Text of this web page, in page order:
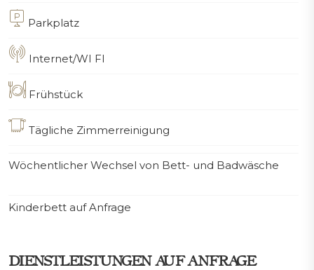
Parkplatz
Internet/WI FI
Frühstück
Tägliche Zimmerreinigung
Wöchentlicher Wechsel von Bett- und Badwäsche
Kinderbett auf Anfrage
DIENSTLEISTUNGEN AUF ANFRAGE